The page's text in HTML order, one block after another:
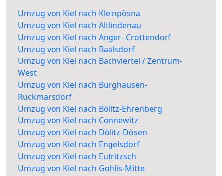
Umzug von Kiel nach Kleinpösna
Umzug von Kiel nach Altlindenau
Umzug von Kiel nach Anger- Crottendorf
Umzug von Kiel nach Baalsdorf
Umzug von Kiel nach Bachviertel / Zentrum-
West
Umzug von Kiel nach Burghausen-
Rückmarsdorf
Umzug von Kiel nach Bölitz-Ehrenberg
Umzug von Kiel nach Connewitz
Umzug von Kiel nach Dölitz-Dösen
Umzug von Kiel nach Engelsdorf
Umzug von Kiel nach Eutritzsch
Umzug von Kiel nach Gohlis-Mitte